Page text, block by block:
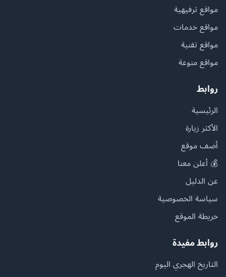
مواقع ترفيهية
مواقع خدمات
مواقع تقنية
مواقع منوعة
روابط
الرئيسية
الأكثر زيارة
أضف موقع
💰 أعلن معنا
عن الدليل
سياسة الخصوصية
خريطة الموقع
روابط مفيدة
التاريخ الهجري اليوم